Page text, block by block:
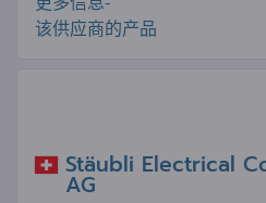
该供应商的产品
Stäubli Electrical
AG